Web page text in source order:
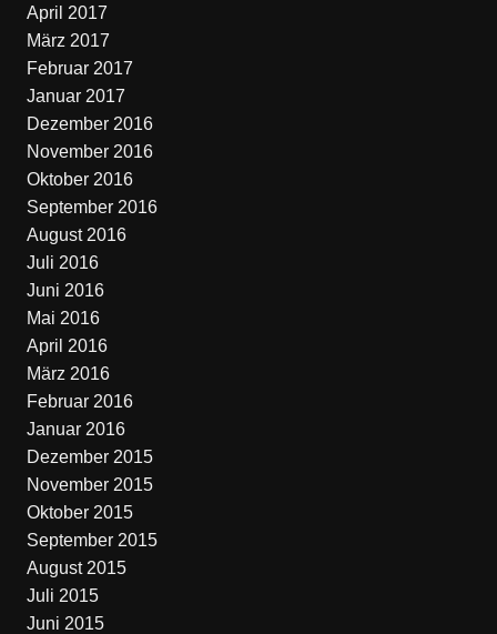
April 2017
März 2017
Februar 2017
Januar 2017
Dezember 2016
November 2016
Oktober 2016
September 2016
August 2016
Juli 2016
Juni 2016
Mai 2016
April 2016
März 2016
Februar 2016
Januar 2016
Dezember 2015
November 2015
Oktober 2015
September 2015
August 2015
Juli 2015
Juni 2015